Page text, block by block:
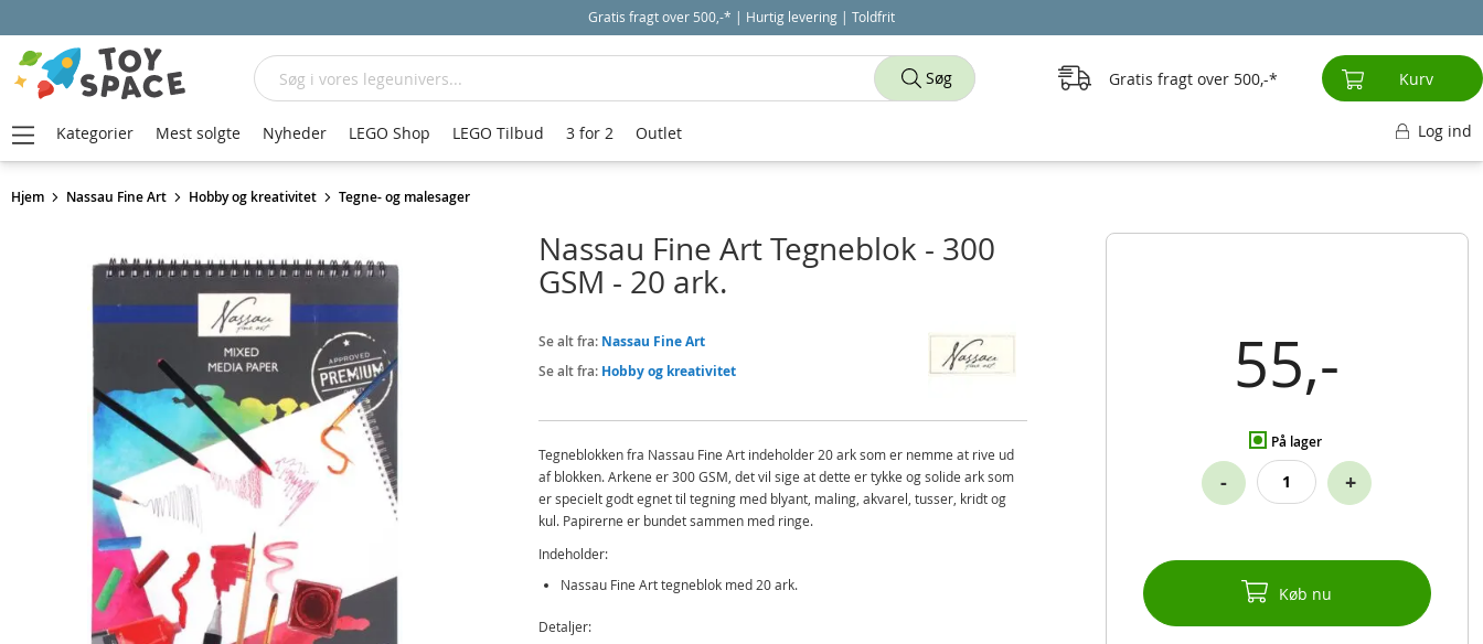
Gratis fragt over 500,-* | Hurtig levering | Toldfrit
Hjem Nassau Fine Art Hobby og kreativitet Tegne- og malesager
55,-
På lager
- +
Køb nu
Nassau Fine Art Tegneblok - 300
GSM - 20 ark.
Se alt fra: Nassau Fine Art
Se alt fra: Hobby og kreativitet
Tegneblokken fra Nassau Fine Art indeholder 20 ark som er nemme at rive ud
af blokken. Arkene er 300 GSM, det vil sige at dette er tykke og solide ark som
er specielt godt egnet til tegning med blyant, maling, akvarel, tusser, kridt og
kul. Papirerne er bundet sammen med ringe.
Indeholder:
Nassau Fine Art tegneblok med 20 ark.
Detaljer:
Søg
Søg Gratis fragt over 500,- Kurv
Kategorier Mest solgte Nyheder LEGO Shop LEGO Tilbud 3 for 2 Outlet Log ind